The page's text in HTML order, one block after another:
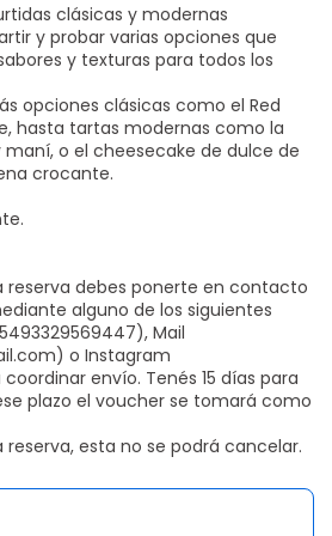
clásicas y modernas
y probar varias opciones que
y texturas para todos los
opciones clásicas como el Red
hasta tartas modernas como la
o el cheesecake de dulce de
crocante.
reserva debes ponerte en contacto
alguno de los siguientes
Mail
o Instagram
envío. Tenés 15 días para
plazo el voucher se tomará como
esta no se podrá cancelar.